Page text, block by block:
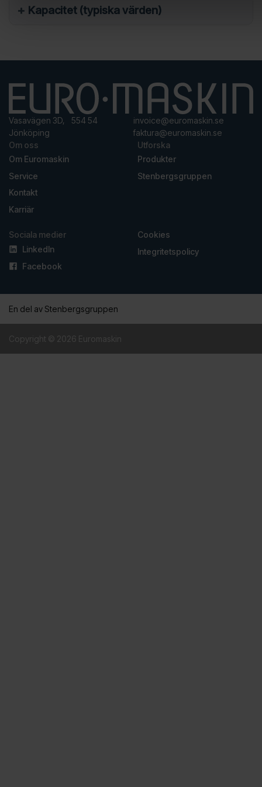
Kapacitet (typiska värden)
Vasavägen 3D, 554 54
Jönköping
invoice@euromaskin.se
faktura@euromaskin.se
Om oss
Om Euromaskin
Service
Kontakt
Karriär
Utforska
Produkter
Stenbergsgruppen
Sociala medier
LinkedIn
Facebook
Cookies
Integritetspolicy
En del av Stenbergsgruppen
Copyright © 2026 Euromaskin